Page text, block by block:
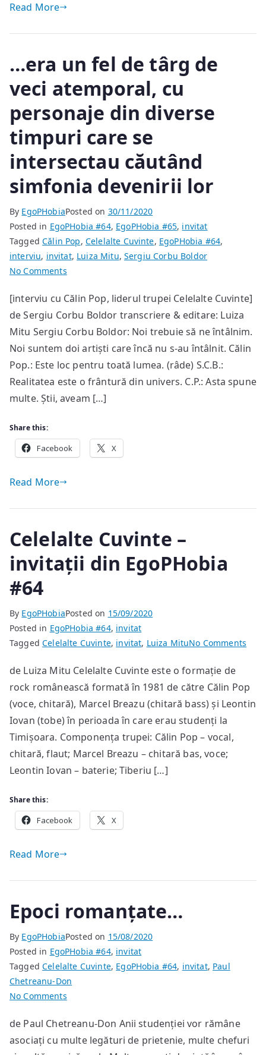
Read More
…era un fel de târg de
veci atemporal, cu
personaje din diverse
timpuri care se
intersectau căutând
simfonia devenirii lor
By EgoPHobiaPosted on 30/11/2020
Posted in EgoPHobia #64, EgoPHobia #65, invitat
TaggedCălin Pop, Celelalte Cuvinte, EgoPHobia #64,
interviu, invitat, Luiza Mitu, Sergiu Corbu Boldor
No Commentson
era
un
fel
de
de
veci
atemporal,
din
se
căutând
devenirii
[interviu cu Călin Pop, liderul trupei Celelalte Cuvinte]
de Sergiu Corbu Boldor transcriere & editare: Luiza
Mitu Sergiu Corbu Boldor: Noi trebuie să ne întâlnim.
Noi suntem doi artiști care încă nu s-au întâlnit. Călin
Pop.: Este loc pentru toată lumea. (râde) S.C.B.:
Realitatea este o frântură din univers. C.P.: Asta spune
multe. Știi, aveam […]
Share this:
Facebook X
Read More
Celelalte Cuvinte –
invitații din EgoPHobia
#64
By EgoPHobiaPosted on 15/09/2020
Posted in EgoPHobia #64, invitat
TaggedCelelalte Cuvinte, invitat, Luiza MituNo Comments
–
de Luiza Mitu Celelalte Cuvinte este o formație de
rock românească formată în 1981 de către Călin Pop
(voce, chitară), Marcel Breazu (chitară bass) și Leontin
Iovan (tobe) în perioada în care erau studenți la
Timișoara. Componența trupei: Călin Pop – vocal,
chitară, flaut; Marcel Breazu – chitară bas, voce;
Leontin Iovan – baterie; Tiberiu […]
Share this:
Facebook X
Read More
Epoci romanțate…
By EgoPHobiaPosted on 15/08/2020
Posted in EgoPHobia #64, invitat
TaggedCelelalte Cuvinte, EgoPHobia #64, invitat, Paul
Chetreanu-Don
No Commentson
romanțate…
de Paul Chetreanu-Don Anii studenției vor rămâne
asociați cu multe legături de prietenie, multe chefuri